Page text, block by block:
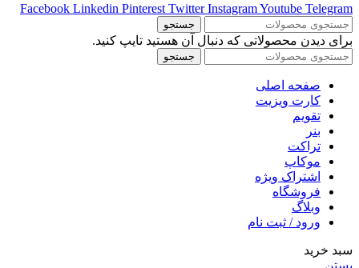
Facebook Linkedin Pinterest Twitter InstagramYoutube Telegram
جستجو
برای دیدن محصولاتی که دنبال آن هستید تایپ کنید.
جستجو
صفحه اصلی
کارت ویزیت
تقویم
بنر
تراکت
موکاپ
اشتراک ویژه
فروشگاه
وبلاگ
ورود / ثبت نام
سبد خرید